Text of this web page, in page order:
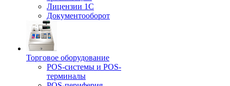
Лицензии 1С
Документооборот
Торговое оборудование
POS-системы и POS-
терминалы